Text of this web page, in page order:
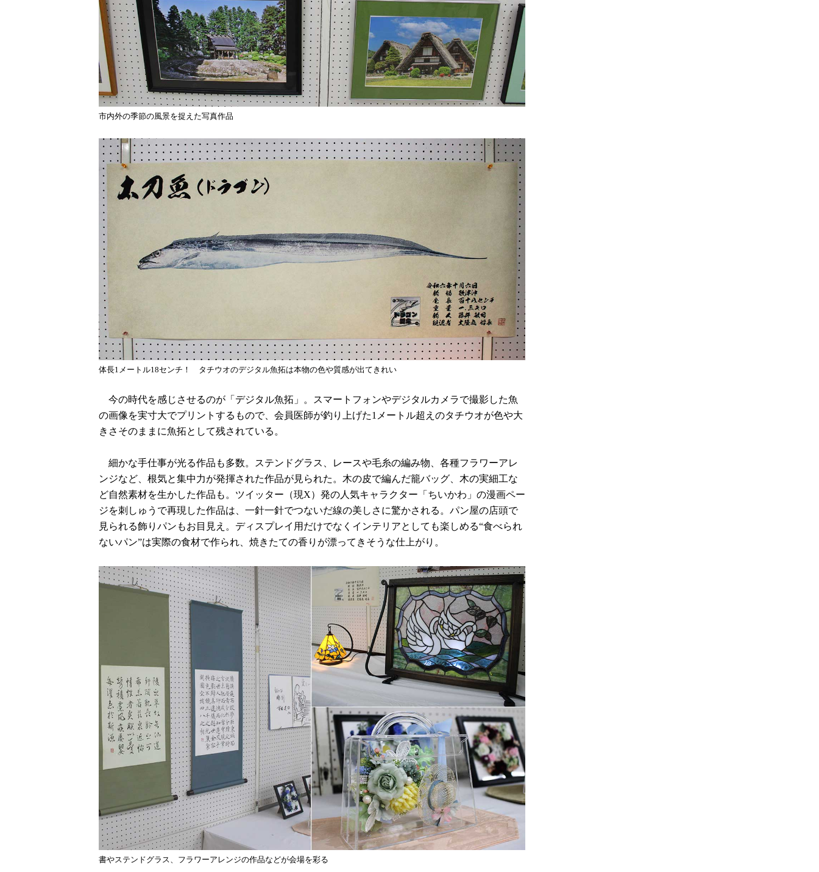
市内外の季節の風景を捉えた写真作品
体長1メートル18センチ！ タチウオのデジタル魚拓は本物の色や質感が出てきれい
今の時代を感じさせるのが「デジタル魚拓」。スマートフォンやデジタルカメラで撮影した魚
の画像を実寸大でプリントするもので、会員医師が釣り上げた1メートル超えのタチウオが色や大
きさそのままに魚拓として残されている。
細かな手仕事が光る作品も多数。ステンドグラス、レースや毛糸の編み物、各種フラワーアレ
ンジなど、根気と集中力が発揮された作品が見られた。木の皮で編んだ籠バッグ、木の実細工な
ど自然素材を生かした作品も。ツイッター（現X）発の人気キャラクター「ちいかわ」の漫画ペー
ジを刺しゅうで再現した作品は、一針一針でつないだ線の美しさに驚かされる。パン屋の店頭で
見られる飾りパンもお目見え。ディスプレイ用だけでなくインテリアとしても楽しめる“食べられ
ないパン”は実際の食材で作られ、焼きたての香りが漂ってきそうな仕上がり。
書やステンドグラス、フラワーアレンジの作品などが会場を彩る